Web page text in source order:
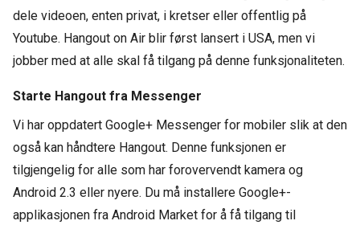
dele videoen, enten privat, i kretser eller offentlig på
Youtube. Hangout on Air blir først lansert i USA, men vi
jobber med at alle skal få tilgang på denne funksjonaliteten.
Starte Hangout fra Messenger
Vi har oppdatert Google+ Messenger for mobiler slik at den
også kan håndtere Hangout. Denne funksjonen er
tilgjengelig for alle som har forovervendt kamera og
Android 2.3 eller nyere. Du må installere Google+-
applikasjonen fra Android Market for å få tilgang til